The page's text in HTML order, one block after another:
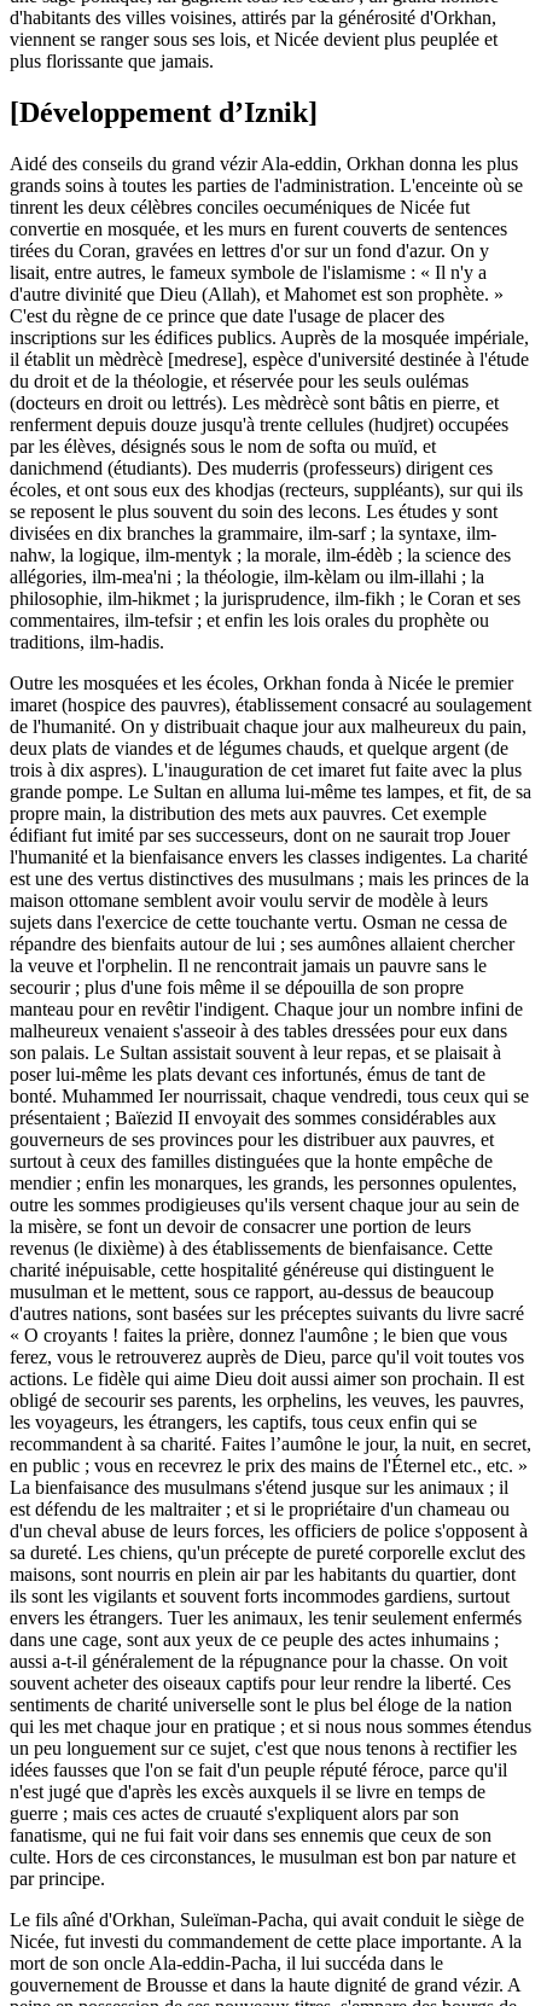
d'habitants des villes voisines, attirés par la générosité d'Orkhan,
viennent se ranger sous ses lois, et Nicée devient plus peuplée et
plus florissante que jamais.
[Développement d’Iznik]
Aidé des conseils du grand vézir Ala-eddin, Orkhan donna les plus
grands soins à toutes les parties de l'administration. L'enceinte où se
tinrent les deux célèbres conciles oecuméniques de Nicée fut
convertie en mosquée, et les murs en furent couverts de sentences
tirées du Coran, gravées en lettres d'or sur un fond d'azur. On y
lisait, entre autres, le fameux symbole de l'islamisme : « Il n'y a
d'autre divinité que Dieu (Allah), et Mahomet est son prophète. »
C'est du règne de ce prince que date l'usage de placer des
inscriptions sur les édifices publics. Auprès de la mosquée impériale,
il établit un mèdrècè [medrese], espèce d'université destinée à l'étude
du droit et de la théologie, et réservée pour les seuls oulémas
(docteurs en droit ou lettrés). Les mèdrècè sont bâtis en pierre, et
renferment depuis douze jusqu'à trente cellules (hudjret) occupées
par les élèves, désignés sous le nom de softa ou muïd, et
danichmend (étudiants). Des muderris (professeurs) dirigent ces
écoles, et ont sous eux des khodjas (recteurs, suppléants), sur qui ils
se reposent le plus souvent du soin des lecons. Les études y sont
divisées en dix branches la grammaire, ilm-sarf ; la syntaxe, ilm-
nahw, la logique, ilm-mentyk ; la morale, ilm-édèb ; la science des
allégories, ilm-mea'ni ; la théologie, ilm-kèlam ou ilm-illahi ; la
philosophie, ilm-hikmet ; la jurisprudence, ilm-fikh ; le Coran et ses
commentaires, ilm-tefsir ; et enfin les lois orales du prophète ou
traditions, ilm-hadis.
Outre les mosquées et les écoles, Orkhan fonda à Nicée le premier
imaret (hospice des pauvres), établissement consacré au soulagement
de l'humanité. On y distribuait chaque jour aux malheureux du pain,
deux plats de viandes et de légumes chauds, et quelque argent (de
trois à dix aspres). L'inauguration de cet imaret fut faite avec la plus
grande pompe. Le Sultan en alluma lui-même tes lampes, et fit, de sa
propre main, la distribution des mets aux pauvres. Cet exemple
édifiant fut imité par ses successeurs, dont on ne saurait trop Jouer
l'humanité et la bienfaisance envers les classes indigentes. La charité
est une des vertus distinctives des musulmans ; mais les princes de la
maison ottomane semblent avoir voulu servir de modèle à leurs
sujets dans l'exercice de cette touchante vertu. Osman ne cessa de
répandre des bienfaits autour de lui ; ses aumônes allaient chercher
la veuve et l'orphelin. Il ne rencontrait jamais un pauvre sans le
secourir ; plus d'une fois même il se dépouilla de son propre
manteau pour en revêtir l'indigent. Chaque jour un nombre infini de
malheureux venaient s'asseoir à des tables dressées pour eux dans
son palais. Le Sultan assistait souvent à leur repas, et se plaisait à
poser lui-même les plats devant ces infortunés, émus de tant de
bonté. Muhammed Ier nourrissait, chaque vendredi, tous ceux qui se
présentaient ; Baïezid II envoyait des sommes considérables aux
gouverneurs de ses provinces pour les distribuer aux pauvres, et
surtout à ceux des familles distinguées que la honte empêche de
mendier ; enfin les monarques, les grands, les personnes opulentes,
outre les sommes prodigieuses qu'ils versent chaque jour au sein de
la misère, se font un devoir de consacrer une portion de leurs
revenus (le dixième) à des établissements de bienfaisance. Cette
charité inépuisable, cette hospitalité généreuse qui distinguent le
musulman et le mettent, sous ce rapport, au-dessus de beaucoup
d'autres nations, sont basées sur les préceptes suivants du livre sacré
« O croyants ! faites la prière, donnez l'aumône ; le bien que vous
ferez, vous le retrouverez auprès de Dieu, parce qu'il voit toutes vos
actions. Le fidèle qui aime Dieu doit aussi aimer son prochain. Il est
obligé de secourir ses parents, les orphelins, les veuves, les pauvres,
les voyageurs, les étrangers, les captifs, tous ceux enfin qui se
recommandent à sa charité. Faites l’aumône le jour, la nuit, en secret,
en public ; vous en recevrez le prix des mains de l'Éternel etc., etc. »
La bienfaisance des musulmans s'étend jusque sur les animaux ; il
est défendu de les maltraiter ; et si le propriétaire d'un chameau ou
d'un cheval abuse de leurs forces, les officiers de police s'opposent à
sa dureté. Les chiens, qu'un précepte de pureté corporelle exclut des
maisons, sont nourris en plein air par les habitants du quartier, dont
ils sont les vigilants et souvent forts incommodes gardiens, surtout
envers les étrangers. Tuer les animaux, les tenir seulement enfermés
dans une cage, sont aux yeux de ce peuple des actes inhumains ;
aussi a-t-il généralement de la répugnance pour la chasse. On voit
souvent acheter des oiseaux captifs pour leur rendre la liberté. Ces
sentiments de charité universelle sont le plus bel éloge de la nation
qui les met chaque jour en pratique ; et si nous nous sommes étendus
un peu longuement sur ce sujet, c'est que nous tenons à rectifier les
idées fausses que l'on se fait d'un peuple réputé féroce, parce qu'il
n'est jugé que d'après les excès auxquels il se livre en temps de
guerre ; mais ces actes de cruauté s'expliquent alors par son
fanatisme, qui ne fui fait voir dans ses ennemis que ceux de son
culte. Hors de ces circonstances, le musulman est bon par nature et
par principe.
Le fils aîné d'Orkhan, Suleïman-Pacha, qui avait conduit le siège de
Nicée, fut investi du commandement de cette place importante. A la
mort de son oncle Ala-eddin-Pacha, il lui succéda dans le
gouvernement de Brousse et dans la haute dignité de grand vézir. A